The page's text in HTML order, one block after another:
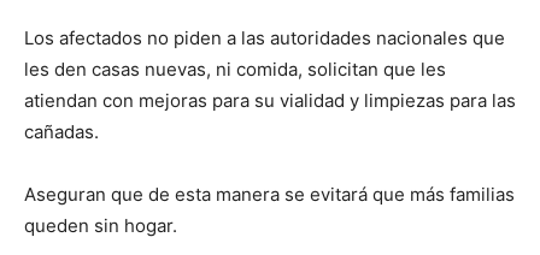
Los afectados no piden a las autoridades nacionales que
les den casas nuevas, ni comida, solicitan que les
atiendan con mejoras para su vialidad y limpiezas para las
cañadas.
Aseguran que de esta manera se evitará que más familias
queden sin hogar.